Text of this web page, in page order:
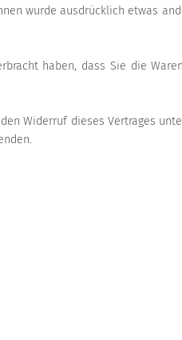
wurde ausdrücklich etwas
haben, dass Sie die
Widerruf dieses Vertrages